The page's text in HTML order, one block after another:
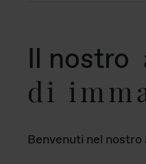
Il nostro
di
Benvenuti nel